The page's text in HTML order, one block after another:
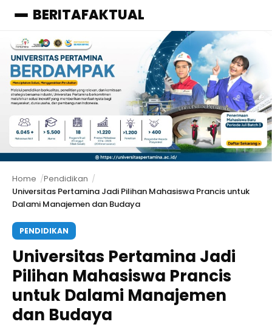
MenuBERITAFAKTUAL
Home
Pendidikan
Universitas Pertamina Jadi Pilihan Mahasiswa Prancis untuk
Dalami Manajemen dan Budaya
PENDIDIKAN
Universitas Pertamina Jadi
Pilihan Mahasiswa Prancis
untuk Dalami Manajemen
dan Budaya